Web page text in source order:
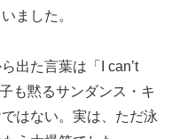
ました。
出た言葉は「I can’t
も黙るサンダンス・キ
はない。実は、ただ泳